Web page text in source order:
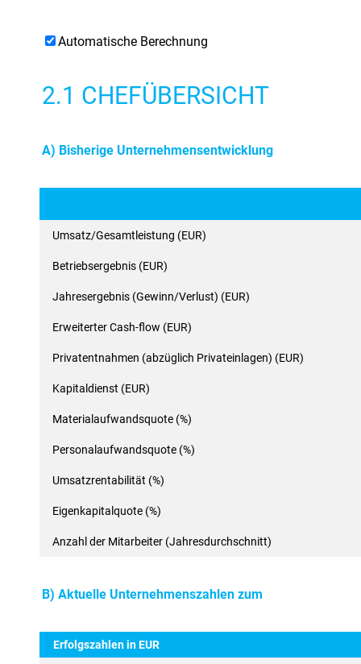
Automatische Berechnung
2.1 CHEFÜBERSICHT
A) Bisherige Unternehmensentwicklung
Umsatz/Gesamtleistung (EUR)
Betriebsergebnis (EUR)
Jahresergebnis (Gewinn/Verlust) (EUR)
Erweiterter Cash-flow (EUR)
Privatentnahmen (abzüglich Privateinlagen) (EUR)
Kapitaldienst (EUR)
Materialaufwandsquote (%)
Personalaufwandsquote (%)
Umsatzrentabilität (%)
Eigenkapitalquote (%)
Anzahl der Mitarbeiter (Jahresdurchschnitt)
B) Aktuelle Unternehmenszahlen zum
Erfolgszahlen in EUR